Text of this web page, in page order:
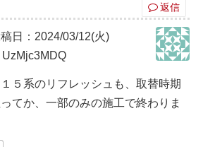
返信
日：2024/03/12(火)
UzMjc3MDQ
５系のリフレッシュも、取替時期
てか、一部のみの施工で終わりま